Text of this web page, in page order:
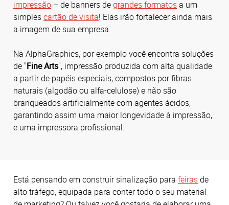
impressão – de banners degrandes formatosa um
simplescartão de visita! Elas irão fortalecer ainda mais
a imagem de sua empresa.
Na AlphaGraphics, por exemplo você encontra soluções
de "Fine Arts", impressão produzida com alta qualidade
a partir de papéis especiais, compostos por fibras
naturais (algodão ou alfa-celulose) e não são
branqueados artificialmente com agentes ácidos,
garantindo assim uma maior longevidade à impressão,
e uma impressora profissional.
Está pensando em construir sinalização para feirasde
alto tráfego, equipada para conter todo o seu material